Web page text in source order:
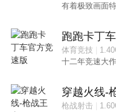
有着极致画面
跑跑卡丁
体育竞技
十二年竞速大
穿越火线-
枪战射击